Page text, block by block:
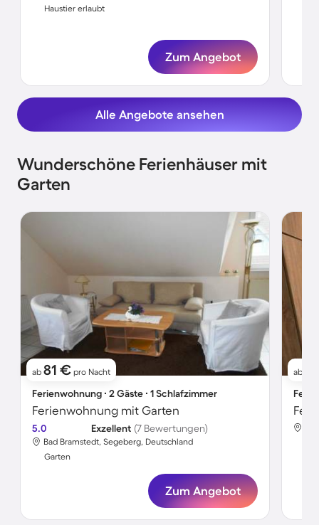
Haustier erlaubt
Zum Angebot
Alle Angebote ansehen
Wunderschöne Ferienhäuser mit
Garten
ab 81 € pro Nacht
Ferienwohnung ∙ 2 Gäste ∙ 1 Schlafzimmer
Ferienwohnung mit Garten
5.0 Exzellent (7 Bewertungen)
Bad Bramstedt, Segeberg, Deutschland
Garten
Zum Angebot
ab